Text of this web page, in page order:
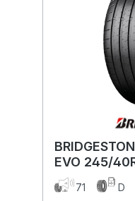
EVO 245/
BSW
71 D